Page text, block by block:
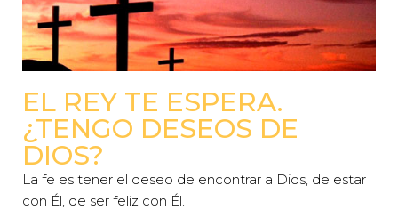
EL REY TE ESPERA.
¿TENGO DESEOS DE
DIOS?
La fe es tener el deseo de encontrar a Dios, de estar
con Él, de ser feliz con Él.